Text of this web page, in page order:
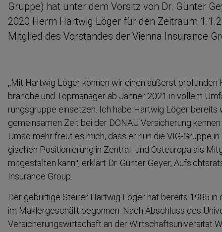
Gruppe) hat unter dem Vorsitz von Dr. Günter
2020 Herrn Hartwig Löger für den Zeitraum
Mitglied des Vorstandes der Vienna Insurance
„Mit Hartwig Löger können wir einen äußerst
branche und Topmanager ab Jänner 2021 in vollem
rungs­gruppe einsetzen. Ich habe Hartwig Löger bereits
gemeinsamen Zeit bei der DONAU Versicherung
Umso mehr freut es mich, dass er nun die VIG-Gruppe
gischen Positi­o­nierung in Zentral- und Osteuropa als
mitgestalten kann“, erklärt Dr. Günter Geyer,
Insurance Group.
Der gebürtige Steirer Hartwig Löger hat bereits 1985 in
im Makler­ge­schäft begonnen. Nach Abschluss des
Versiche­rungs­wirt­schaft an der Wirtschafts­uni­versität